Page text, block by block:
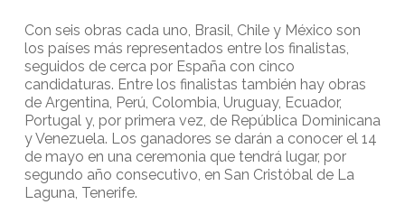
Con seis obras cada uno, Brasil, Chile y México son
los países más representados entre los finalistas,
seguidos de cerca por España con cinco
candidaturas. Entre los finalistas también hay obras
de Argentina, Perú, Colombia, Uruguay, Ecuador,
Portugal y, por primera vez, de República Dominicana
y Venezuela. Los ganadores se darán a conocer el 14
de mayo en una ceremonia que tendrá lugar, por
segundo año consecutivo, en San Cristóbal de La
Laguna, Tenerife.